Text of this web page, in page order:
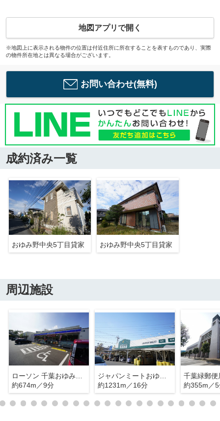
地図アプリで開く
※地図上に表示される物件の位置は付近住所に所在することを表すものであり、実際
の物件所在地とは異なる場合がございます。
お問い合わせ(無料)
成約済み一覧
おゆみ野中央5丁目貸家 おゆみ野中央5丁目貸家
周辺施設
ローソン 千葉おゆみ野中央四丁目店
約674m／9分
ジャパンミートおゆみ野店
約1231m／16分
千葉緑郵便
約355m／